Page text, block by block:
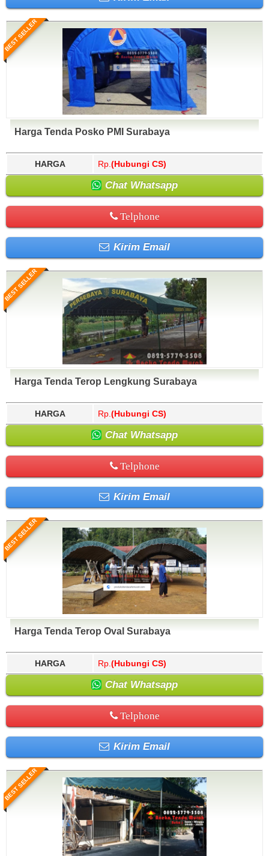
BEST SELLER
Harga Tenda Posko PMI Surabaya
HARGA Rp. (Hubungi CS)
Chat Whatsapp
Telphone
Kirim Email
BEST SELLER
Harga Tenda Terop Lengkung Surabaya
HARGA Rp. (Hubungi CS)
Chat Whatsapp
Telphone
Kirim Email
BEST SELLER
Harga Tenda Terop Oval Surabaya
HARGA Rp. (Hubungi CS)
Chat Whatsapp
Telphone
Kirim Email
BEST SELLER